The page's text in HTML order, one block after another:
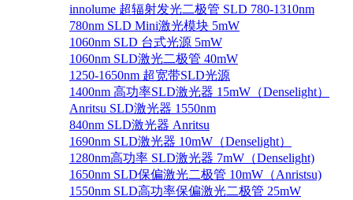
innolume 超辐射发光二极管 SLD 780-1310nm
780nm SLD Mini激光模块 5mW
1060nm SLD 台式光源 5mW
1060nm SLD激光二极管 40mW
1250-1650nm 超宽带SLD光源
1400nm 高功率SLD激光器 15mW（Denselight）
Anritsu SLD激光器 1550nm
840nm SLD激光器 Anritsu
1690nm SLD激光器 10mW（Denselight）
1280nm高功率 SLD激光器 7mW（Denselight)
1650nm SLD保偏激光二极管 10mW（Anristsu)
1550nm SLD高功率保偏激光二极管 25mW